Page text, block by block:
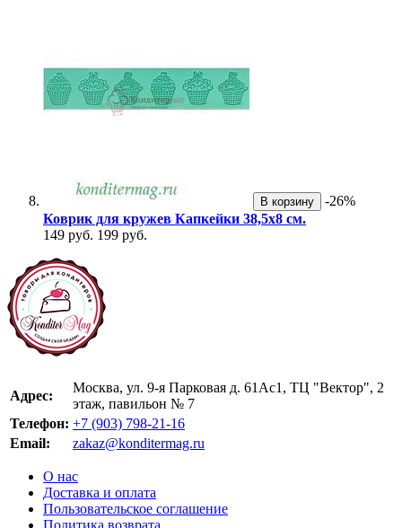
В корзину
-26%
Коврик для кружев Капкейки 38,5х8 см.
149 руб. 199 руб.
Адрес:
Москва, ул. 9-я Парковая д. 61Ас1, ТЦ "Вектор", 2
этаж, павильон № 7
Телефон: +7 (903) 798-21-16
Email:
zakaz@konditermag.ru
О нас
Доставка и оплата
Пользовательское соглашение
Политика возврата